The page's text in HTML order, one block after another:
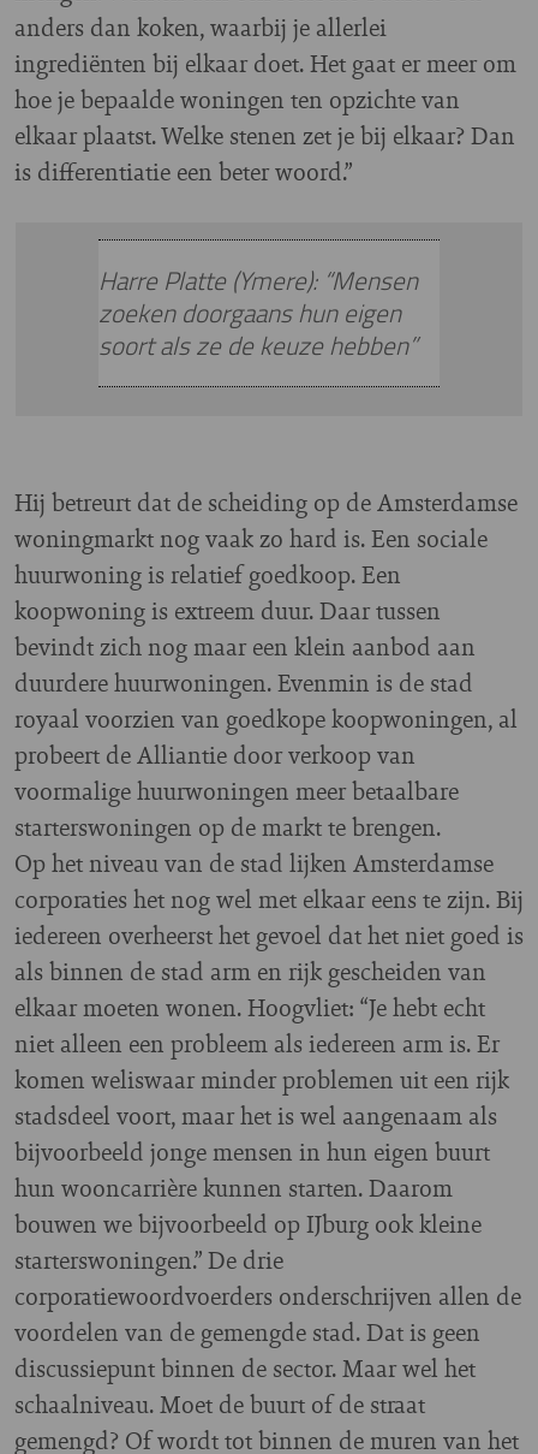
anders dan koken, waarbij je allerlei
ingrediënten bij elkaar doet. Het gaat er meer om
hoe je bepaalde woningen ten opzichte van
elkaar plaatst. Welke stenen zet je bij elkaar? Dan
is differentiatie een beter woord.”
Harre Platte (Ymere): “Mensen
zoeken doorgaans hun eigen
soort als ze de keuze hebben”
Hij betreurt dat de scheiding op de Amsterdamse
woningmarkt nog vaak zo hard is. Een sociale
huurwoning is relatief goedkoop. Een
koopwoning is extreem duur. Daar tussen
bevindt zich nog maar een klein aanbod aan
duurdere huurwoningen. Evenmin is de stad
royaal voorzien van goedkope koopwoningen, al
probeert de Alliantie door verkoop van
voormalige huurwoningen meer betaalbare
starterswoningen op de markt te brengen.
Op het niveau van de stad lijken Amsterdamse
corporaties het nog wel met elkaar eens te zijn. Bij
iedereen overheerst het gevoel dat het niet goed is
als binnen de stad arm en rijk gescheiden van
elkaar moeten wonen. Hoogvliet: “Je hebt echt
niet alleen een probleem als iedereen arm is. Er
komen weliswaar minder problemen uit een rijk
stadsdeel voort, maar het is wel aangenaam als
bijvoorbeeld jonge mensen in hun eigen buurt
hun wooncarrière kunnen starten. Daarom
bouwen we bijvoorbeeld op IJburg ook kleine
starterswoningen.” De drie
corporatiewoordvoerders onderschrijven allen de
voordelen van de gemengde stad. Dat is geen
discussiepunt binnen de sector. Maar wel het
schaalniveau. Moet de buurt of de straat
gemengd? Of wordt tot binnen de muren van het